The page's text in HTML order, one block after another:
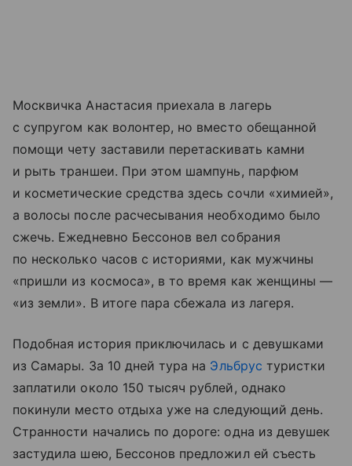
Москвичка Анастасия приехала в лагерь
с супругом как волонтер, но вместо обещанной
помощи чету заставили перетаскивать камни
и рыть траншеи. При этом шампунь, парфюм
и косметические средства здесь сочли «химией»,
а волосы после расчесывания необходимо было
сжечь. Ежедневно Бессонов вел собрания
по несколько часов с историями, как мужчины
«пришли из космоса», в то время как женщины —
«из земли». В итоге пара сбежала из лагеря.
Подобная история приключилась и с девушками
из Самары. За 10 дней тура на Эльбрус туристки
заплатили около 150 тысяч рублей, однако
покинули место отдыха уже на следующий день.
Странности начались по дороге: одна из девушек
застудила шею, Бессонов предложил ей съесть